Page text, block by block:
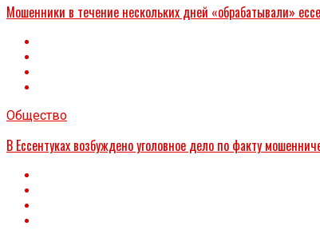
Мошенники в течение нескольких дней «обрабатывали»
Общество
В Ессентуках возбуждено уголовное дело по факту